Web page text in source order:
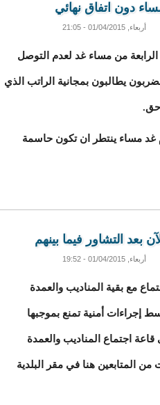
دون اتفاق نهائي
أربعاء, 01/04/2015 - 21:05
الرابعة من مساء غد لعدم التوصل
يطالبون بمجانية الراتب الذي
غد مساء ينتطر ان تكون حاسمة
بعد التشاور فيما بينهم
أربعاء, 01/04/2015 - 19:52
مع بقية المناديب والعمدة
إجراءات أمنية تمنع بموجبها
قاعة اجتماع المناديب والعمدة
المتابعين هنا في مقر البلدية